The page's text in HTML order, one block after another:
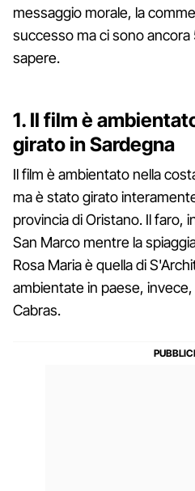
messaggio morale, la
successo ma ci sono
sapere.
1. Il film è
girato in Sardegna
Il film è ambientato nella
ma è stato girato
provincia di Oristano. Il faro,
San Marco mentre la
Rosa Maria è quella di
ambientate in paese,
Cabras.